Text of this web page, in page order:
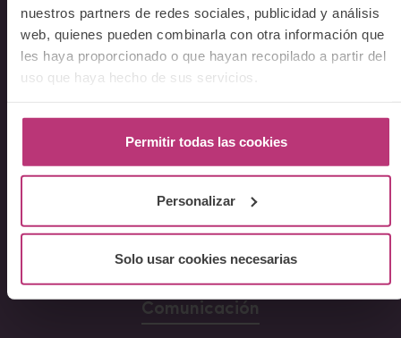
nuestros partners de redes sociales, publicidad y análisis
web, quienes pueden combinarla con otra información que
les haya proporcionado o que hayan recopilado a partir del
uso que haya hecho de sus servicios.
Permitir todas las cookies
Personalizar
Solo usar cookies necesarias
Conferencia Neurociencia de la Lactancia y aplicaciones
clínicas
Fundamentos en Salud Mental Perinatal
Psiquiatría perinatal
Lactancia y Salud Mental
La mirada perinatal en el ámbito social
Formación avanzada en acompañamiento y atención al
Monográficos – Cursos Cortos
Principios de atención en Salud Mental Perinatal
Comunicación